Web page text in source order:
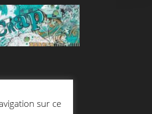
sur ce